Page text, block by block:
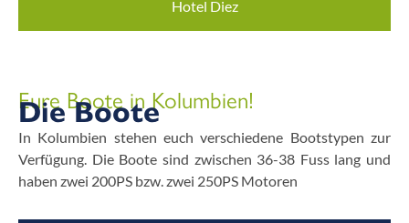
Hotel Diez
Eure Boote in Kolumbien!
Die Boote
In Kolumbien stehen euch verschiedene Bootstypen zur
Verfügung. Die Boote sind zwischen 36-38 Fuss lang und
haben zwei 200PS bzw. zwei 250PS Motoren